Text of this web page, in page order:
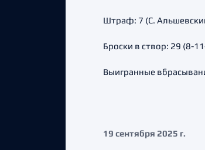
Штраф: 7 (С.
Броски в створ: 29 (8-
Выигранные
19 сентября 2025 г.